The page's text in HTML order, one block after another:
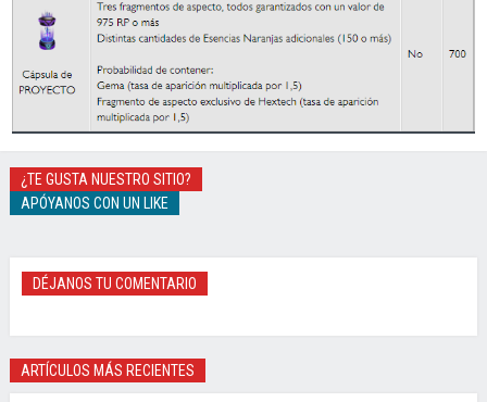
¿TE GUSTA NUESTRO SITIO?
APÓYANOS CON UN LIKE
DÉJANOS TU COMENTARIO
ARTÍCULOS MÁS RECIENTES